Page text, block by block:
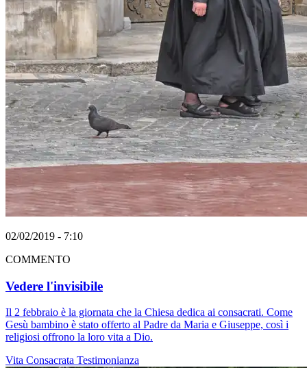
02/02/2019 - 7:10
COMMENTO
Vedere l'invisibile
Il 2 febbraio è la giornata che la Chiesa dedica ai consacrati. Come
Gesù bambino è stato offerto al Padre da Maria e Giuseppe, così i
religiosi offrono la loro vita a Dio.
Vita Consacrata Testimonianza